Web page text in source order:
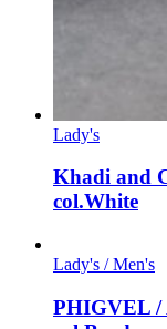
Lady's
Khadi and
col.White
Lady's / Men's
PHIGVEL /